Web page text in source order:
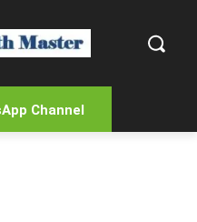
Channel